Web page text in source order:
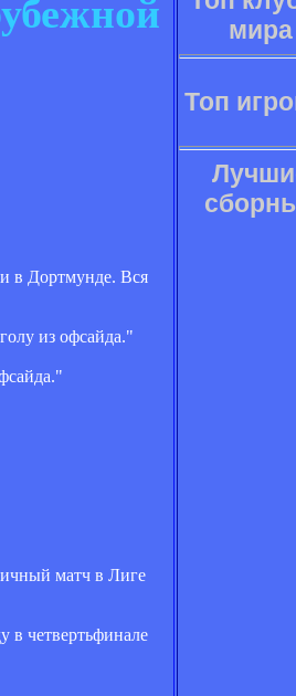
в Дортмунде. Вся
из офсайда."
матч в Лиге
в четвертьфинале
мира
Топ